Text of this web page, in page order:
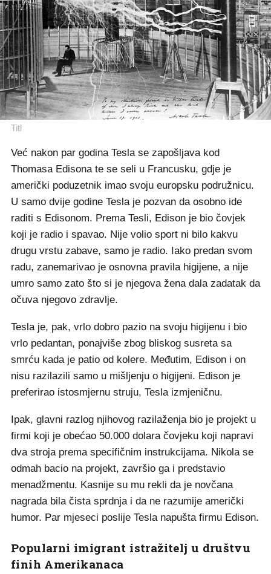
Titl
Već nakon par godina Tesla se zapošljava kod
Thomasa Edisona te se seli u Francusku, gdje je
američki poduzetnik imao svoju europsku podružnicu.
U samo dvije godine Tesla je pozvan da osobno ide
raditi s Edisonom. Prema Tesli, Edison je bio čovjek
koji je radio i spavao. Nije volio sport ni bilo kakvu
drugu vrstu zabave, samo je radio. Iako predan svom
radu, zanemarivao je osnovna pravila higijene, a nije
umro samo zato što si je njegova žena dala zadatak da
očuva njegovo zdravlje.
Tesla je, pak, vrlo dobro pazio na svoju higijenu i bio
vrlo pedantan, ponajviše zbog bliskog susreta sa
smrću kada je patio od kolere. Međutim, Edison i on
nisu razilazili samo u mišljenju o higijeni. Edison je
preferirao istosmjernu struju, Tesla izmjeničnu.
Ipak, glavni razlog njihovog razilaženja bio je projekt u
firmi koji je obećao 50.000 dolara čovjeku koji napravi
dva stroja prema specifičnim instrukcijama. Nikola se
odmah bacio na projekt, završio ga i predstavio
menadžmentu. Kasnije su mu rekli da je novčana
nagrada bila čista sprdnja i da ne razumije američki
humor. Par mjeseci poslije Tesla napušta firmu Edison.
Popularni imigrant istražitelj u društvu
finih Amerikanaca